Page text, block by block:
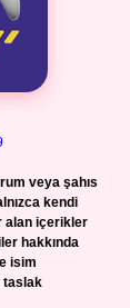
veya şahıs
kendi
alan içerikler
hakkında
isim
taslak